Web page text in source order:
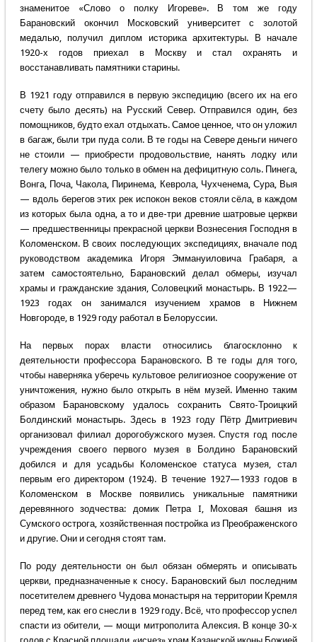
знаменитое «Слово о полку Игореве». В том же году
Барановский окончил Московский университет с золотой
медалью, получил диплом историка архитектуры. В начале
1920-х годов приехал в Москву и стал охранять и
восстанавливать памятники старины.
В 1921 году отправился в первую экспедицию (всего их на его
счету было десять) на Русский Север. Отправился один, без
помощников, будто ехал отдыхать. Самое ценное, что он уложил
в багаж, были три пуда соли. В те годы на Севере деньги ничего
не стоили — приобрести продовольствие, нанять лодку или
телегу можно было только в обмен на дефицитную соль. Пинега,
Вонга, Поча, Чакола, Пиринема, Кеврола, Чухченема, Сура, Выя
— вдоль берегов этих рек испокон веков стояли сёла, в каждом
из которых была одна, а то и две-три древние шатровые церкви
— предшественницы прекрасной церкви Вознесения Господня в
Коломенском. В своих последующих экспедициях, вначале под
руководством академика Игоря Эммануиловича Грабаря, а
затем самостоятельно, Барановский делал обмеры, изучал
храмы и гражданские здания, Соловецкий монастырь. В 1922—
1923 годах он занимался изучением храмов в Нижнем
Новгороде, в 1929 году работал в Белоруссии.
На первых порах власти относились благосклонно к
деятельности профессора Барановского. В те годы для того,
чтобы наверняка уберечь культовое религиозное сооружение от
уничтожения, нужно было открыть в нём музей. Именно таким
образом Барановскому удалось сохранить Свято-Троицкий
Болдинский монастырь. Здесь в 1923 году Пётр Дмитриевич
организовал филиал дорогобужского музея. Спустя год после
учреждения своего первого музея в Болдино Барановский
добился и для усадьбы Коломенское статуса музея, стал
первым его директором (1924). В течение 1927—1933 годов в
Коломенском в Москве появились уникальные памятники
деревянного зодчества: домик Петра I, Моховая башня из
Сумского острога, хозяйственная постройка из Преображенского
и другие. Они и сегодня стоят там.
По роду деятельности он был обязан обмерять и описывать
церкви, предназначенные к сносу. Барановский был последним
посетителем древнего Чудова монастыря на территории Кремля
перед тем, как его снесли в 1929 году. Всё, что профессор успел
спасти из обители, — мощи митрополита Алексия. В конце 30-х